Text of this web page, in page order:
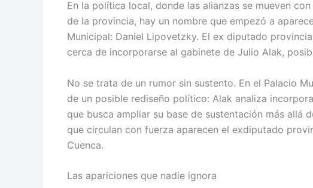
En la política local, donde las alianzas se mueven
de la provincia, hay un nombre que empezó a
Municipal: Daniel Lipovetzky. El ex diputado
cerca de incorporarse al gabinete de Julio Alak,
No se trata de un rumor sin sustento. En el Palacio
de un posible rediseño político: Alak analiza
que busca ampliar su base de sustentación más allá
que circulan con fuerza aparecen el exdiputado
Cuenca.
Las apariciones que nadie ignora